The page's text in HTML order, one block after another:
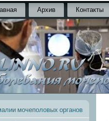
Архив Контакты
мочеполовых органов